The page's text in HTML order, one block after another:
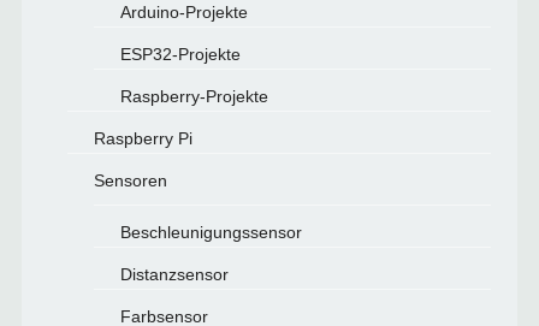
Arduino-Projekte
ESP32-Projekte
Raspberry-Projekte
Raspberry Pi
Sensoren
Beschleunigungssensor
Distanzsensor
Farbsensor